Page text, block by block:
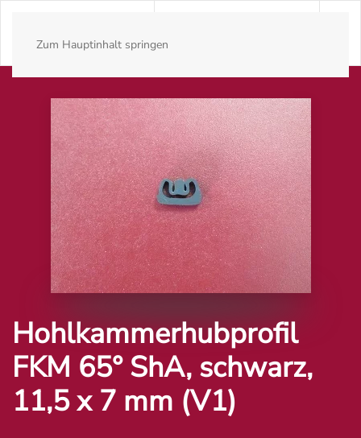
Zum Hauptinhalt springen
Hohlkammerhubprofil
FKM 65° ShA, schwarz,
11,5 x 7 mm (V1)